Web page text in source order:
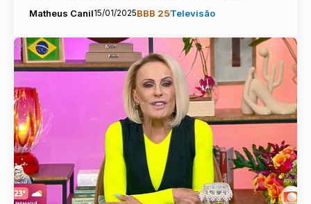
Matheus Canil15/01/2025BBB 25Televisão